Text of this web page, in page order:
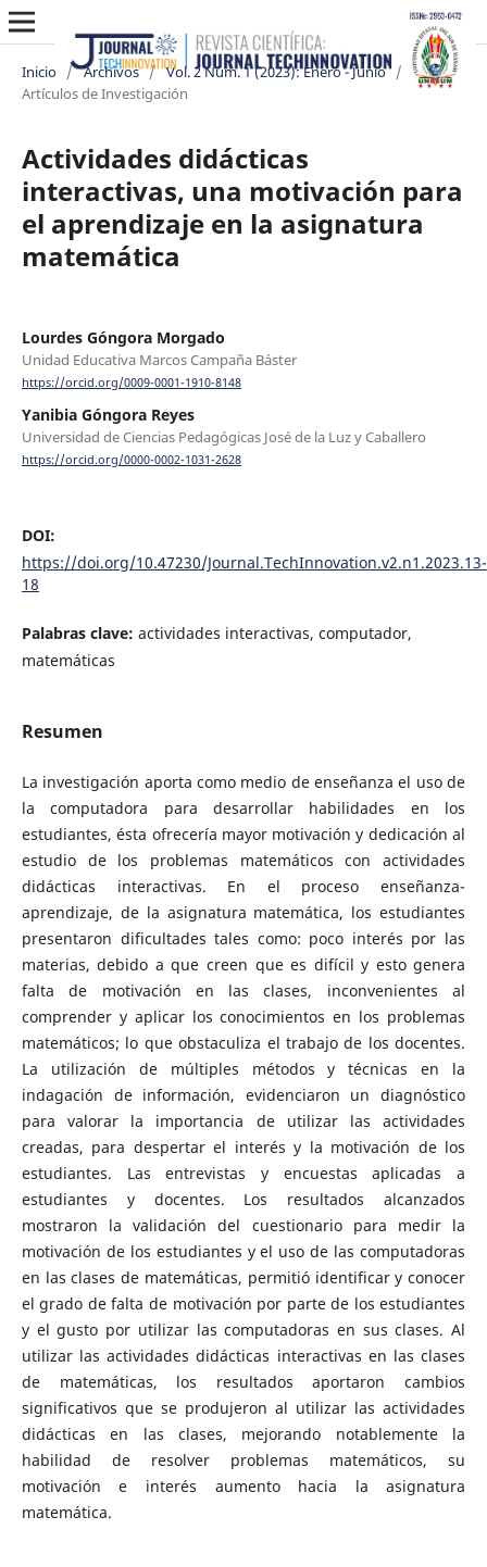
Inicio / Archivos / Vol. 2 Núm. 1 (2023): Enero - Junio /
Artículos de Investigación
Actividades didácticas
interactivas, una motivación para
el aprendizaje en la asignatura
matemática
Lourdes Góngora Morgado
Unidad Educativa Marcos Campaña Báster
https://orcid.org/0009-0001-1910-8148
Yanibia Góngora Reyes
Universidad de Ciencias Pedagógicas José de la Luz y Caballero
https://orcid.org/0000-0002-1031-2628
DOI:
https://doi.org/10.47230/Journal.TechInnovation.v2.n1.2023.13-
18
Palabras clave: actividades interactivas, computador,
matemáticas
Resumen
La investigación aporta como medio de enseñanza el uso de
la computadora para desarrollar habilidades en los
estudiantes, ésta ofrecería mayor motivación y dedicación al
estudio de los problemas matemáticos con actividades
didácticas interactivas. En el proceso enseñanza-
aprendizaje, de la asignatura matemática, los estudiantes
presentaron dificultades tales como: poco interés por las
materias, debido a que creen que es difícil y esto genera
falta de motivación en las clases, inconvenientes al
comprender y aplicar los conocimientos en los problemas
matemáticos; lo que obstaculiza el trabajo de los docentes.
La utilización de múltiples métodos y técnicas en la
indagación de información, evidenciaron un diagnóstico
para valorar la importancia de utilizar las actividades
creadas, para despertar el interés y la motivación de los
estudiantes. Las entrevistas y encuestas aplicadas a
estudiantes y docentes. Los resultados alcanzados
mostraron la validación del cuestionario para medir la
motivación de los estudiantes y el uso de las computadoras
en las clases de matemáticas, permitió identificar y conocer
el grado de falta de motivación por parte de los estudiantes
y el gusto por utilizar las computadoras en sus clases. Al
utilizar las actividades didácticas interactivas en las clases
de matemáticas, los resultados aportaron cambios
significativos que se produjeron al utilizar las actividades
didácticas en las clases, mejorando notablemente la
habilidad de resolver problemas matemáticos, su
motivación e interés aumento hacia la asignatura
matemática.